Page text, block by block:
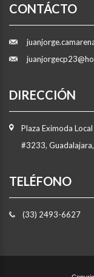
CONTÁCTO
DIRECCIÓN
Plaza Eximoda
#3233,
TELÉFONO
(33) 2493-6627